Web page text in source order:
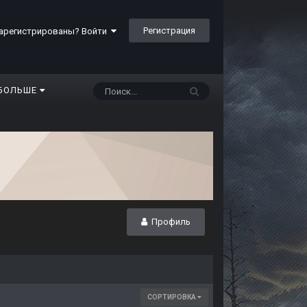
Войти Регистрация
Профиль
СОРТИРОВКА